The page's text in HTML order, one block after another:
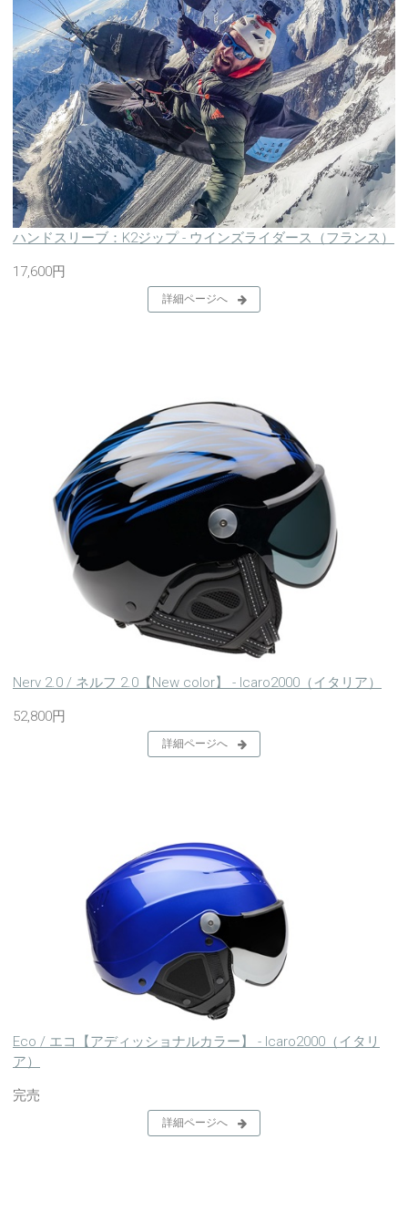
ハンドスリーブ：K2ジップ - ウインズライダース（フランス）
17,600円
詳細ページへ
Nerv 2.0 / ネルフ 2.0【New color】 - Icaro2000（イタリア）
52,800円
詳細ページへ
Eco / エコ【アディッショナルカラー】 - Icaro2000（イタリ
ア）
完売
詳細ページへ